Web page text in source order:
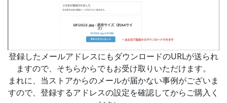
登録したメールアドレスにもダウンロードのURLが送られ
ますので、そちらからでもお受け取りいただけます。
まれに、当ストアからのメールが届かない事例がございま
すので、登録するアドレスの設定を確認してからご購入く